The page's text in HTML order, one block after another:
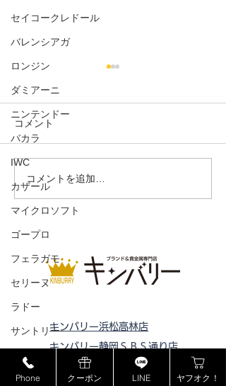
セイコークレドール
バレンシアガ
ロンジン
ダミアーニ
ニンテンドー
バカラ
IWC
カザール
マイクロソフト
ゴープロ
フェラガモ
セリーヌ
ラドー
サントリー
MCM
ミュウミュウ
コメント
コメントを追加…
キンバリー浜松高林店
キンバリー静岡ＳＢＳ通り店
キンバリー藤枝インター店
Phone クーポン LINE ヤフオク！